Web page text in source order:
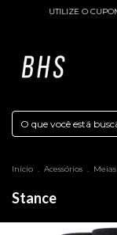
UTILIZE O
Início . Acessórios . Meias
Stance